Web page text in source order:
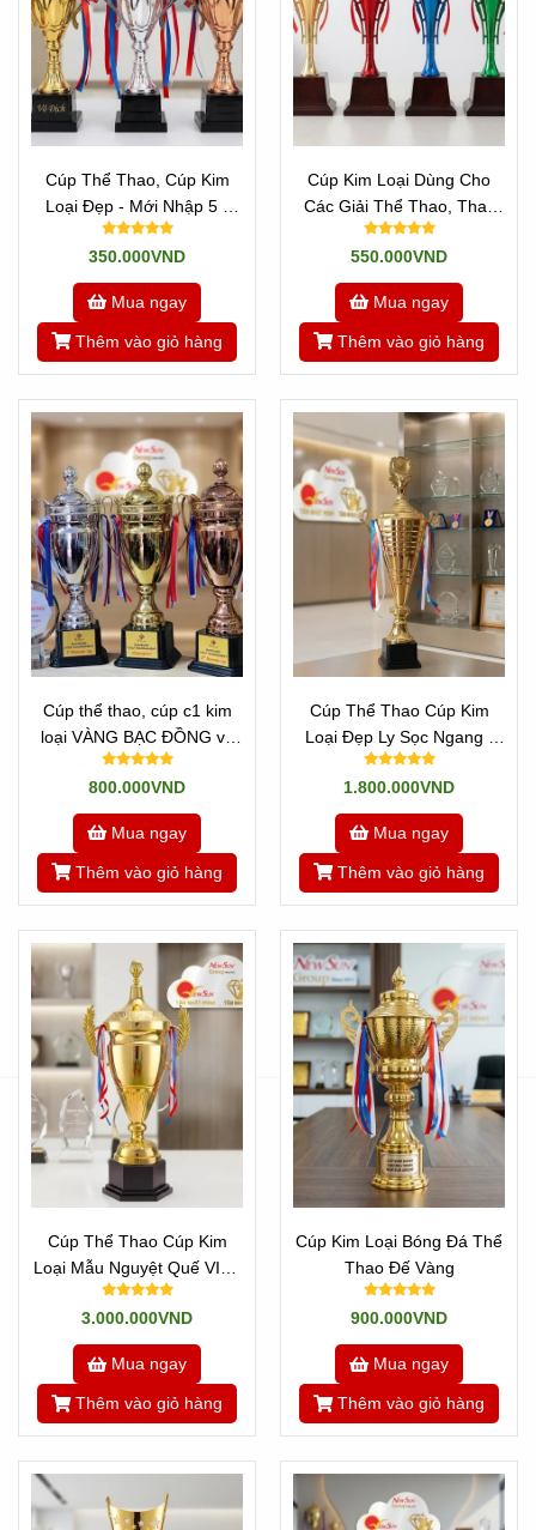
Chúng tôi là đơn vị nhập các dòng sản phẩm cúp pha
lê, Cúp kim loại mạ vàng
này. Đồng thời là xưởng sản
xuất trực tiếp những sản phẩm mà cúp nhập không
đáp ứng được.
Click xem Tất cả sản phẩm về Cúp k im loại
Vơi hơn 10 năm trong nghề, chúng tôi tự hào là đơn vị có
mặt mọi sự kiện trong cả nước!
Xem thêm các mẫu khác ở đây như:
-->Mẫu Cúp pha lê
-->Các mẫu Cúp nhựa
Hoặc quayVề trang chủ, hoặc tìnm hiểu Về chúng tôi
---//---
Newsun Tân Nhật Minh - Vua quà việt
Hotline:Zalo 0901460008
Tannhatminh.com
Cúp Thể Thao, Cúp Kim
Loại Đẹp - Mới Nhập 5 -
Mini Cao 30 cm
350.000VND
Mua ngay
Thêm vào giỏ hàng
Cúp Kim Loại Dùng Cho
Các Giải Thể Thao, Thay
Chóp Theo Môn Thể Thao
550.000VND
Mua ngay
Thêm vào giỏ hàng
Cúp thể thao, cúp c1 kim
loại VÀNG BẠC ĐỒNG và
có cả 3 Size
800.000VND
Mua ngay
Thêm vào giỏ hàng
Cúp Thể Thao Cúp Kim
Loại Đẹp Ly Sọc Ngang -
CAO 65-72 Cm
1.800.000VND
Mua ngay
Thêm vào giỏ hàng
Cúp Thể Thao Cúp Kim
Loại Mẫu Nguyệt Quế VIP -
CAO 70 Cm
3.000.000VND
Mua ngay
Thêm vào giỏ hàng
Cúp Kim Loại Bóng Đá Thể
Thao Đế Vàng
900.000VND
Mua ngay
Thêm vào giỏ hàng